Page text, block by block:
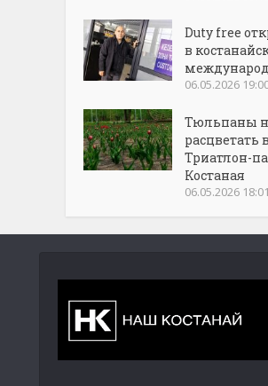
Duty free
в
06.05.2026
Тюльпаны
расцветать в
Триатлон-
Костаная
06.05.2026 18:01